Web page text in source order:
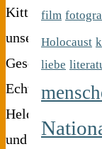
Kitt
unserer
Gesellschaft
Echte
Heldinnen
und
film
Holocaust
liebe